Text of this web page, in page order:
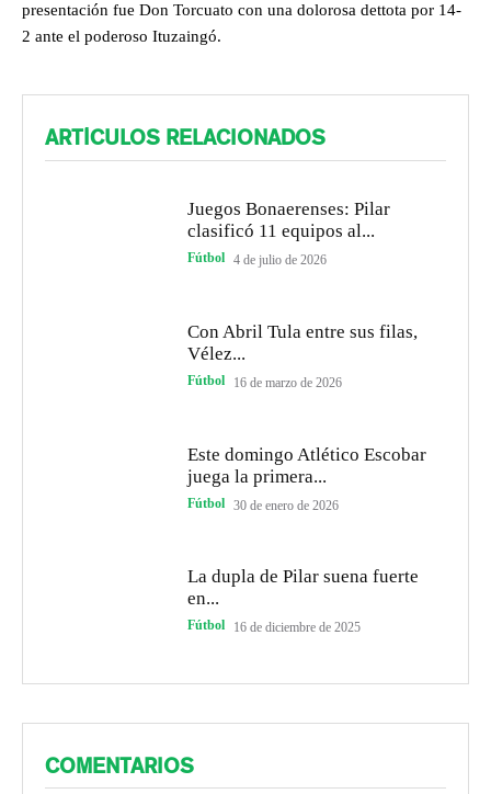
presentación fue Don Torcuato con una dolorosa dettota por 14-
2 ante el poderoso Ituzaingó.
ARTÍCULOS RELACIONADOS
Juegos Bonaerenses: Pilar
clasificó 11 equipos al...
Fútbol 4 de julio de 2026
Con Abril Tula entre sus filas,
Vélez...
Fútbol 16 de marzo de 2026
Este domingo Atlético Escobar
juega la primera...
Fútbol 30 de enero de 2026
La dupla de Pilar suena fuerte
en...
Fútbol 16 de diciembre de 2025
COMENTARIOS